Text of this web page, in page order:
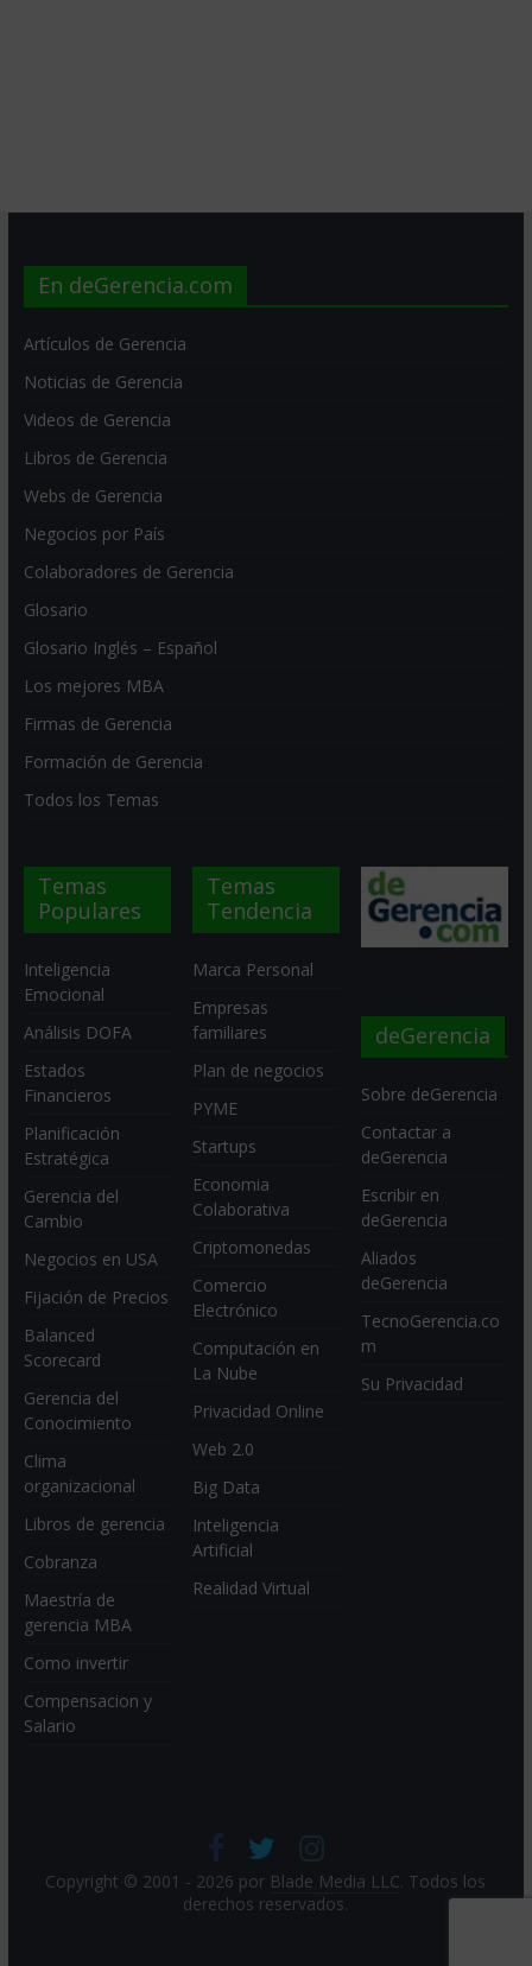
En deGerencia.com
Artículos de Gerencia
Noticias de Gerencia
Videos de Gerencia
Libros de Gerencia
Webs de Gerencia
Negocios por País
Colaboradores de Gerencia
Glosario
Glosario Inglés – Español
Los mejores MBA
Firmas de Gerencia
Formación de Gerencia
Todos los Temas
Temas
Populares
Inteligencia
Emocional
Análisis DOFA
Estados
Financieros
Planificación
Estratégica
Gerencia del
Cambio
Negocios en USA
Fijación de Precios
Balanced
Scorecard
Gerencia del
Conocimiento
Clima
organizacional
Libros de gerencia
Cobranza
Maestría de
gerencia MBA
Como invertir
Compensacion y
Salario
Temas
Tendencia
Marca Personal
Empresas
familiares
Plan de negocios
PYME
Startups
Economia
Colaborativa
Criptomonedas
Comercio
Electrónico
Computación en
La Nube
Privacidad Online
Web 2.0
Big Data
Inteligencia
Artificial
Realidad Virtual
deGerencia
Sobre deGerencia
Contactar a
deGerencia
Escribir en
deGerencia
Aliados
deGerencia
TecnoGerencia.co
m
Su Privacidad
Copyright © 2001 - 2026 por Blade Media LLC. Todos los
derechos reservados.